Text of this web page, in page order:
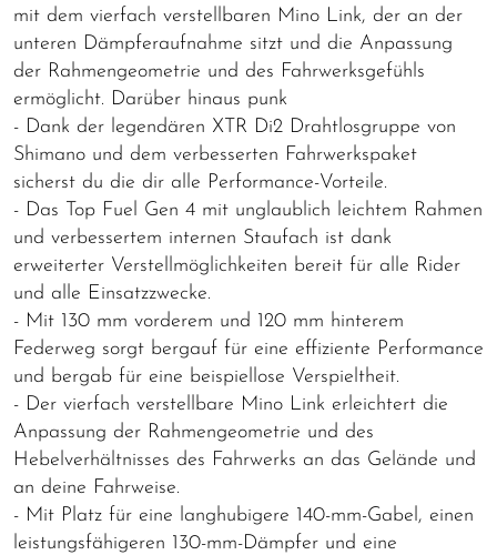
mit dem vierfach verstellbaren Mino Link, der an der
unteren Dämpferaufnahme sitzt und die Anpassung
der Rahmengeometrie und des Fahrwerksgefühls
ermöglicht. Darüber hinaus punk
- Dank der legendären XTR Di2 Drahtlosgruppe von
Shimano und dem verbesserten Fahrwerkspaket
sicherst du die dir alle Performance-Vorteile.
- Das Top Fuel Gen 4 mit unglaublich leichtem Rahmen
und verbessertem internen Staufach ist dank
erweiterter Verstellmöglichkeiten bereit für alle Rider
und alle Einsatzzwecke.
- Mit 130 mm vorderem und 120 mm hinterem
Federweg sorgt bergauf für eine effiziente Performance
und bergab für eine beispiellose Verspieltheit.
- Der vierfach verstellbare Mino Link erleichtert die
Anpassung der Rahmengeometrie und des
Hebelverhältnisses des Fahrwerks an das Gelände und
an deine Fahrweise.
- Mit Platz für eine langhubigere 140-mm-Gabel, einen
leistungsfähigeren 130-mm-Dämpfer und eine